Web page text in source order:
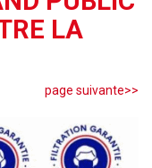
LA
page suivante>>